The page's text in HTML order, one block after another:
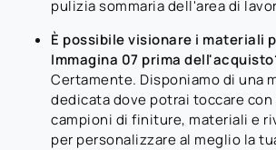
pulizia sommaria dell'area di
È possibile visionare i materiali
Immagina 07 prima
Certamente. Disponiamo di una
dedicata dove potrai toccare con
campioni di finiture, materiali e
per personalizzare al meglio la